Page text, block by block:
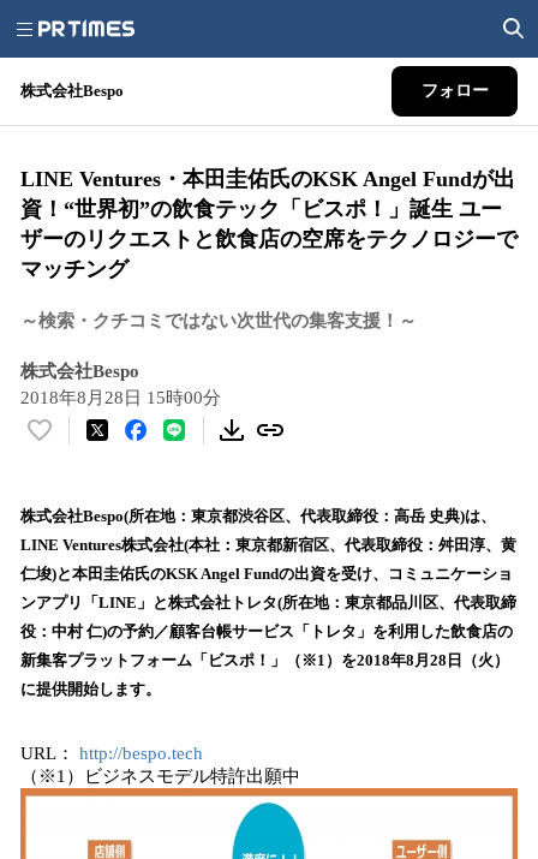
株式会社Bespo フォロー
LINE Ventures・本田圭佑氏のKSK Angel Fundが出
資！“世界初”の飲食テック「ビスポ！」誕生 ユー
ザーのリクエストと飲食店の空席をテクノロジーで
マッチング
～検索・クチコミではない次世代の集客支援！～
株式会社Bespo
2018年8月28日 15時00分
い
！
数
を
読
み
込
み
中
す
株式会社Bespo(所在地：東京都渋谷区、代表取締役：高岳 史典)は、
LINE Ventures株式会社(本社：東京都新宿区、代表取締役：舛田淳、黄
仁埈)と本田圭佑氏のKSK Angel Fundの出資を受け、コミュニケーショ
ンアプリ「LINE」と株式会社トレタ(所在地：東京都品川区、代表取締
役：中村 仁)の予約／顧客台帳サービス「トレタ」を利用した飲食店の
新集客プラットフォーム「ビスポ！」（※1）を2018年8月28日（火）
に提供開始します。
URL： http://bespo.tech
（※1）ビジネスモデル特許出願中